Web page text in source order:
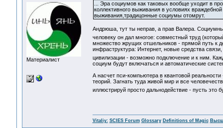
Материалист
... Эра социумов как таковых вообще уходит в
коллективного выживания в условиях
выживания,традицонные социумы отомрут.
Андрюша, тут ты неправ, а прав Валера.
человеку он дал многое: совместный труд
множество жрущих отшельников - прямой путь к
инфраструктура: Интернет, новые средства
цивилизации - возможно подключение и к ним.
социум будут включаться и автоматические
А насчет пси-компьютера в квантовой
теорий. Загнать туда живой мир и все
иллюстрируй просто дальнодействие - пусть
Vitaliy: SCIES Forum Glossary Definitions of Magic